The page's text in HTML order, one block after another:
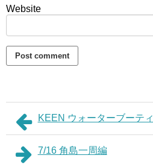
Website
KEEN ウォーターブーティ
7/16 角島一周編